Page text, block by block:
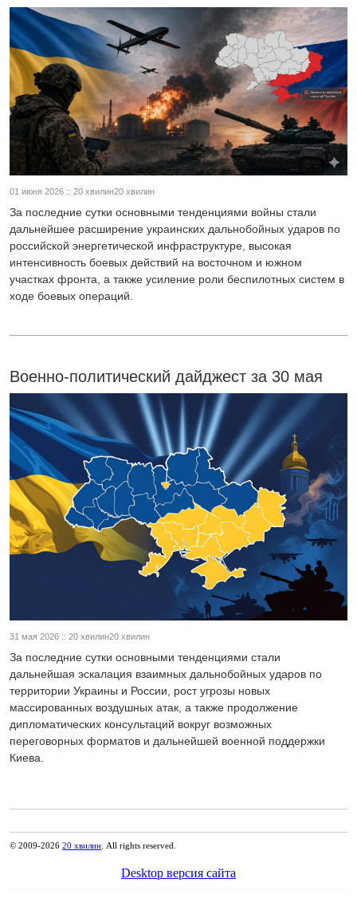
01 июня 2026 :: 20 хвилин20 хвилин
За последние сутки основными тенденциями войны стали
дальнейшее расширение украинских дальнобойных ударов по
российской энергетической инфраструктуре, высокая
интенсивность боевых действий на восточном и южном
участках фронта, а также усиление роли беспилотных систем в
ходе боевых операций.
Военно-политический дайджест за 30 мая
31 мая 2026 :: 20 хвилин20 хвилин
За последние сутки основными тенденциями стали
дальнейшая эскалация взаимных дальнобойных ударов по
территории Украины и России, рост угрозы новых
массированных воздушных атак, а также продолжение
дипломатических консультаций вокруг возможных
переговорных форматов и дальнейшей военной поддержки
Киева.
© 2009-202620 хвилин . All rights reserved.
Desktop версия сайта